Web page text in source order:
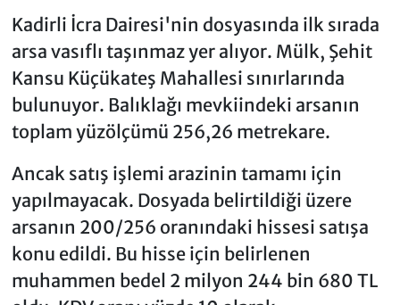
Kadirli İcra Dairesi'nin dosyasında ilk sırada
arsa vasıflı taşınmaz yer alıyor. Mülk, Şehit
Kansu Küçükateş Mahallesi sınırlarında
bulunuyor. Balıklağı mevkiindeki arsanın
toplam yüzölçümü 256,26 metrekare.
Ancak satış işlemi arazinin tamamı için
yapılmayacak. Dosyada belirtildiği üzere
arsanın 200/256 oranındaki hissesi satışa
konu edildi. Bu hisse için belirlenen
muhammen bedel 2 milyon 244 bin 680 TL